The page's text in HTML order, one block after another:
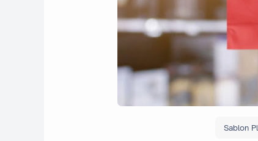
Sablon